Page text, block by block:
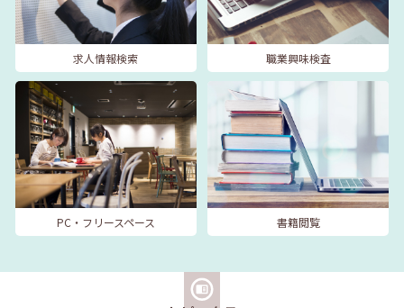
求人情報検索 職業興味検査
PC・フリースペース 書籍閲覧